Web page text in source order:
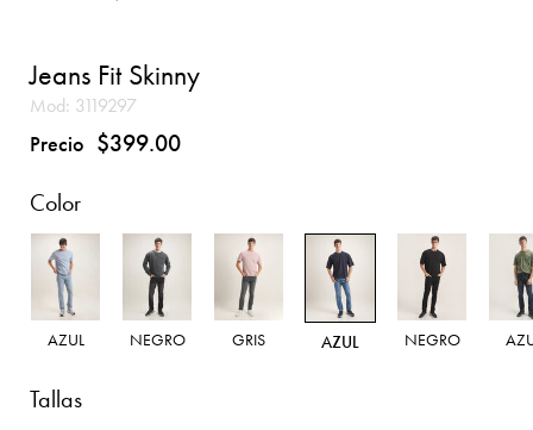
Jeans Fit Skinny
Mod: 3119297
Precio $399.00
Color
AZUL NEGRO GRIS AZUL NEGRO
Tallas